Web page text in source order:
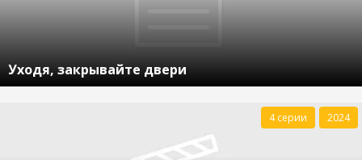
Уходя, закрывайте двери
4 серии 2024